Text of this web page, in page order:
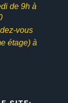
de 9h à
vous
étage) à